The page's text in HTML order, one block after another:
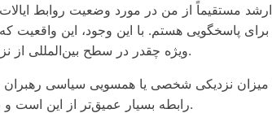
مستقیماً از من در مورد وضعیت روابط ایالات
پاسخگویی هستم. با این وجود، این واقعیت
ویژه چقدر در سطح بین‌المللی از نزدیک رصد می‌شود و دیگران چقدر به قدرت آن اعتماد دارند.
با میزان نزدیکی شخصی یا همسویی سیاسی
رابطه بسیار عمیق‌تر از این است و بسیار مقاوم‌تر از هرگونه همسویی موقت بین دو فرد است.